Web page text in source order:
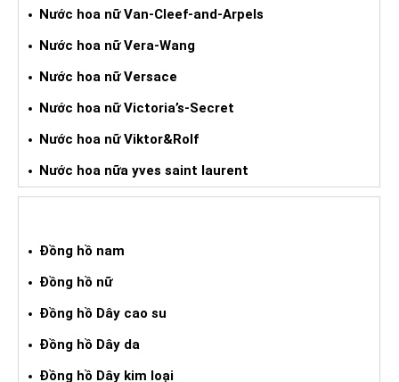
Nước hoa nữ Van-Cleef-and-Arpels
Nước hoa nữ Vera-Wang
Nước hoa nữ Versace
Nước hoa nữ Victoria’s-Secret
Nước hoa nữ Viktor&Rolf
Nước hoa nữa yves saint laurent
Đồng hồ nam
Đồng hồ nữ
Đồng hồ Dây cao su
Đồng hồ Dây da
Đồng hồ Dây kim loại